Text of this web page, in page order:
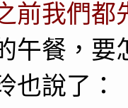
前我們都
午餐，要
也說了：